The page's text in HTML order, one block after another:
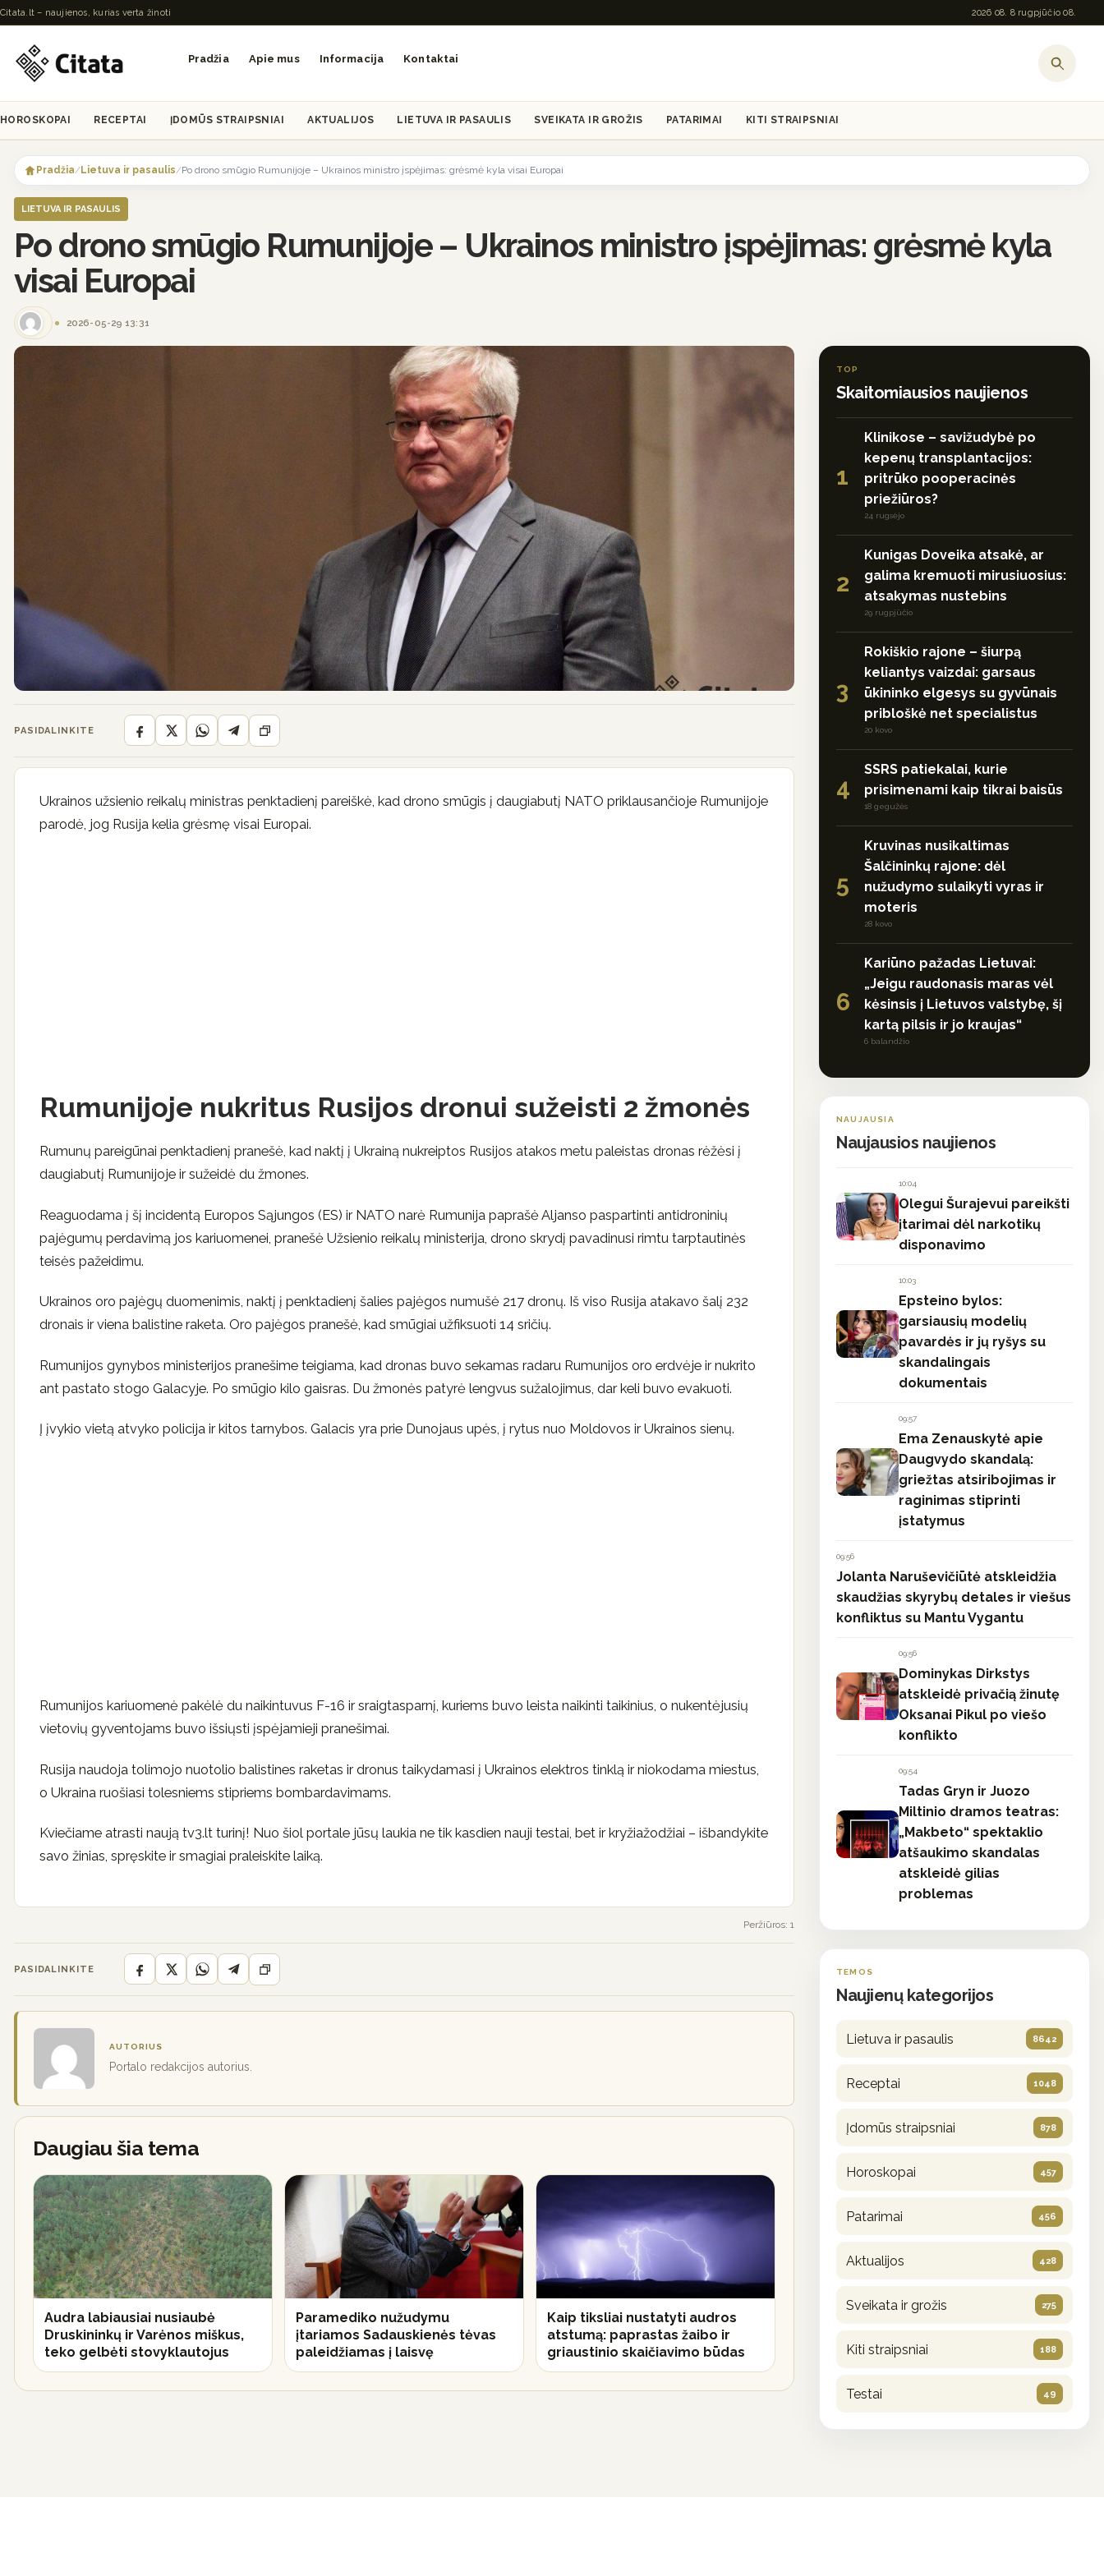
Citata.lt – naujienos, kurias verta žinoti 2026 08. 8 rugpjūčio 08.
Pradžia Apie mus Informacija Kontaktai
HOROSKOPAI RECEPTAI ĮDOMŪS STRAIPSNIAI AKTUALIJOS LIETUVA IR PASAULIS SVEIKATA IR GROŽIS PATARIMAI KITI STRAIPSNIAI
Pradžia/Lietuva ir pasaulis/Po drono smūgio Rumunijoje – Ukrainos ministro įspėjimas: grėsmė kyla visai Europai
LIETUVA IR PASAULIS
Po drono smūgio Rumunijoje – Ukrainos ministro įspėjimas: grėsmė kyla
visai Europai
2026-05-29 13:31
PASIDALINKITE
Ukrainos užsienio reikalų ministras penktadienį pareiškė, kad drono smūgis į daugiabutį NATO priklausančioje Rumunijoje
parodė, jog Rusija kelia grėsmę visai Europai.
Rumunijoje nukritus Rusijos dronui sužeisti 2 žmonės
Rumunų pareigūnai penktadienį pranešė, kad naktį į Ukrainą nukreiptos Rusijos atakos metu paleistas dronas rėžėsi į
daugiabutį Rumunijoje ir sužeidė du žmones.
Reaguodama į šį incidentą Europos Sąjungos (ES) ir NATO narė Rumunija paprašė Aljanso paspartinti antidroninių
pajėgumų perdavimą jos kariuomenei, pranešė Užsienio reikalų ministerija, drono skrydį pavadinusi rimtu tarptautinės
teisės pažeidimu.
Ukrainos oro pajėgų duomenimis, naktį į penktadienį šalies pajėgos numušė 217 dronų. Iš viso Rusija atakavo šalį 232
dronais ir viena balistine raketa. Oro pajėgos pranešė, kad smūgiai užfiksuoti 14 sričių.
Rumunijos gynybos ministerijos pranešime teigiama, kad dronas buvo sekamas radaru Rumunijos oro erdvėje ir nukrito
ant pastato stogo Galacyje. Po smūgio kilo gaisras. Du žmonės patyrė lengvus sužalojimus, dar keli buvo evakuoti.
Į įvykio vietą atvyko policija ir kitos tarnybos. Galacis yra prie Dunojaus upės, į rytus nuo Moldovos ir Ukrainos sienų.
Rumunijos kariuomenė pakėlė du naikintuvus F-16 ir sraigtasparnį, kuriems buvo leista naikinti taikinius, o nukentėjusių
vietovių gyventojams buvo išsiųsti įspėjamieji pranešimai.
Rusija naudoja tolimojo nuotolio balistines raketas ir dronus taikydamasi į Ukrainos elektros tinklą ir niokodama miestus,
o Ukraina ruošiasi tolesniems stipriems bombardavimams.
Kviečiame atrasti naują tv3.lt turinį! Nuo šiol portale jūsų laukia ne tik kasdien nauji testai, bet ir kryžiažodžiai – išbandykite
savo žinias, spręskite ir smagiai praleiskite laiką.
Peržiūros: 1
PASIDALINKITE
AUTORIUS
Portalo redakcijos autorius.
Daugiau šia tema
Audra labiausiai nusiaubė
Druskininkų ir Varėnos miškus,
teko gelbėti stovyklautojus
Paramediko nužudymu
įtariamos Sadauskienės tėvas
paleidžiamas į laisvę
Kaip tiksliai nustatyti audros
atstumą: paprastas žaibo ir
griaustinio skaičiavimo būdas
TOP
Skaitomiausios naujienos
1
Klinikose – savižudybė po
kepenų transplantacijos:
pritrūko pooperacinės
priežiūros?
24 rugsėjo
2
Kunigas Doveika atsakė, ar
galima kremuoti mirusiuosius:
atsakymas nustebins
29 rugpjūčio
3
Rokiškio rajone – šiurpą
keliantys vaizdai: garsaus
ūkininko elgesys su gyvūnais
pribloškė net specialistus
20 kovo
4
SSRS patiekalai, kurie
prisimenami kaip tikrai baisūs
18 gegužės
5
Kruvinas nusikaltimas
Šalčininkų rajone: dėl
nužudymo sulaikyti vyras ir
moteris
28 kovo
6
Kariūno pažadas Lietuvai:
„Jeigu raudonasis maras vėl
kėsinsis į Lietuvos valstybę, šį
kartą pilsis ir jo kraujas“
6 balandžio
NAUJAUSIA
Naujausios naujienos
10:04
Olegui Šurajevui pareikšti
įtarimai dėl narkotikų
disponavimo
10:03
Epsteino bylos:
garsiausių modelių
pavardės ir jų ryšys su
skandalingais
dokumentais
09:57
Ema Zenauskytė apie
Daugvydo skandalą:
griežtas atsiribojimas ir
raginimas stiprinti
įstatymus
09:56
Jolanta Naruševičiūtė atskleidžia
skaudžias skyrybų detales ir viešus
konfliktus su Mantu Vygantu
09:56
Dominykas Dirkstys
atskleidė privačią žinutę
Oksanai Pikul po viešo
konflikto
09:54
Tadas Gryn ir Juozo
Miltinio dramos teatras:
„Makbeto“ spektaklio
atšaukimo skandalas
atskleidė gilias
problemas
TEMOS
Naujienų kategorijos
Lietuva ir pasaulis 8642
Receptai 1048
Įdomūs straipsniai 878
Horoskopai 457
Patarimai 456
Aktualijos 428
Sveikata ir grožis 275
Kiti straipsniai 188
Testai 49